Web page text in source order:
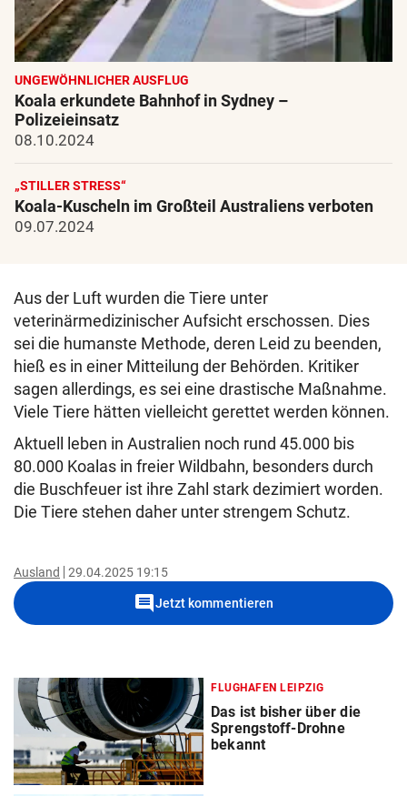
UNGEWÖHNLICHER AUSFLUG
Koala erkundete Bahnhof in Sydney –
Polizeieinsatz
08.10.2024
„STILLER STRESS“
Koala-Kuscheln im Großteil Australiens verboten
09.07.2024
Aus der Luft wurden die Tiere unter
veterinärmedizinischer Aufsicht erschossen. Dies
sei die humanste Methode, deren Leid zu beenden,
hieß es in einer Mitteilung der Behörden. Kritiker
sagen allerdings, es sei eine drastische Maßnahme.
Viele Tiere hätten vielleicht gerettet werden können.
Aktuell leben in Australien noch rund 45.000 bis
80.000 Koalas in freier Wildbahn, besonders durch
die Buschfeuer ist ihre Zahl stark dezimiert worden.
Die Tiere stehen daher unter strengem Schutz.
Ausland 29.04.2025 19:15
commentJetzt kommentieren
FLUGHAFEN LEIPZIG
Das ist bisher über die
Sprengstoff-Drohne
bekannt